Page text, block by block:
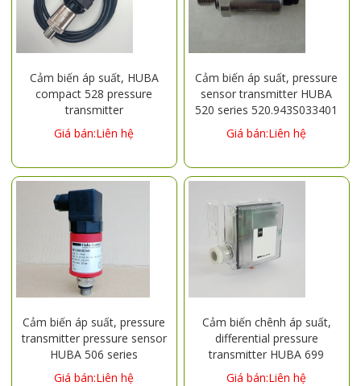
Cảm biến áp suất, HUBA
compact 528 pressure
transmitter
528.9300021311, 0-10BAR,
0-10V
Giá bán:Liên hệ
Cảm biến áp suất, pressure
sensor transmitter HUBA
520 series 520.943S033401
Giá bán:Liên hệ
Cảm biến áp suất, pressure
transmitter pressure sensor
HUBA 506 series
Giá bán:Liên hệ
Cảm biến chênh áp suất,
differential pressure
transmitter HUBA 699
series 699.917226045
Giá bán:Liên hệ